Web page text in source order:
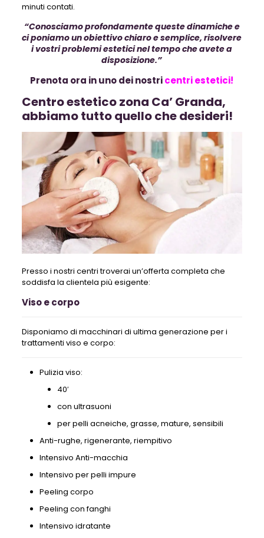
minuti contati.
“Conosciamo profondamente queste dinamiche e
ci poniamo un obiettivo chiaro e semplice, risolvere
i vostri problemi estetici nel tempo che avete a
disposizione.”
Prenota ora in uno dei nostricentri estetici!
Centro estetico zona Ca’ Granda,
abbiamo tutto quello che desideri!
Presso i nostri centri troverai un’offerta completa che
soddisfa la clientela più esigente:
Viso e corpo
Disponiamo di macchinari di ultima generazione per i
trattamenti viso e corpo:
Pulizia viso:
40′
con ultrasuoni
per pelli acneiche, grasse, mature, sensibili
Anti-rughe, rigenerante, riempitivo
Intensivo Anti-macchia
Intensivo per pelli impure
Peeling corpo
Peeling con fanghi
Intensivo idratante